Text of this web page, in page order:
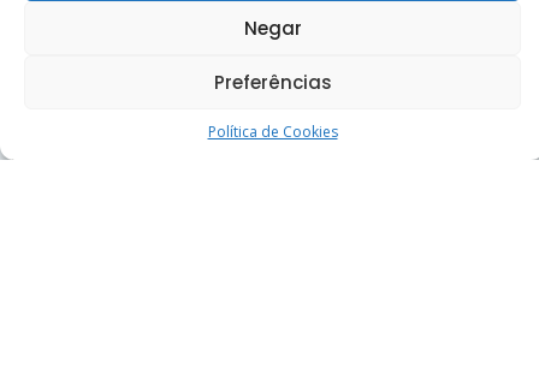
Negar
Preferências
Política de Cookies